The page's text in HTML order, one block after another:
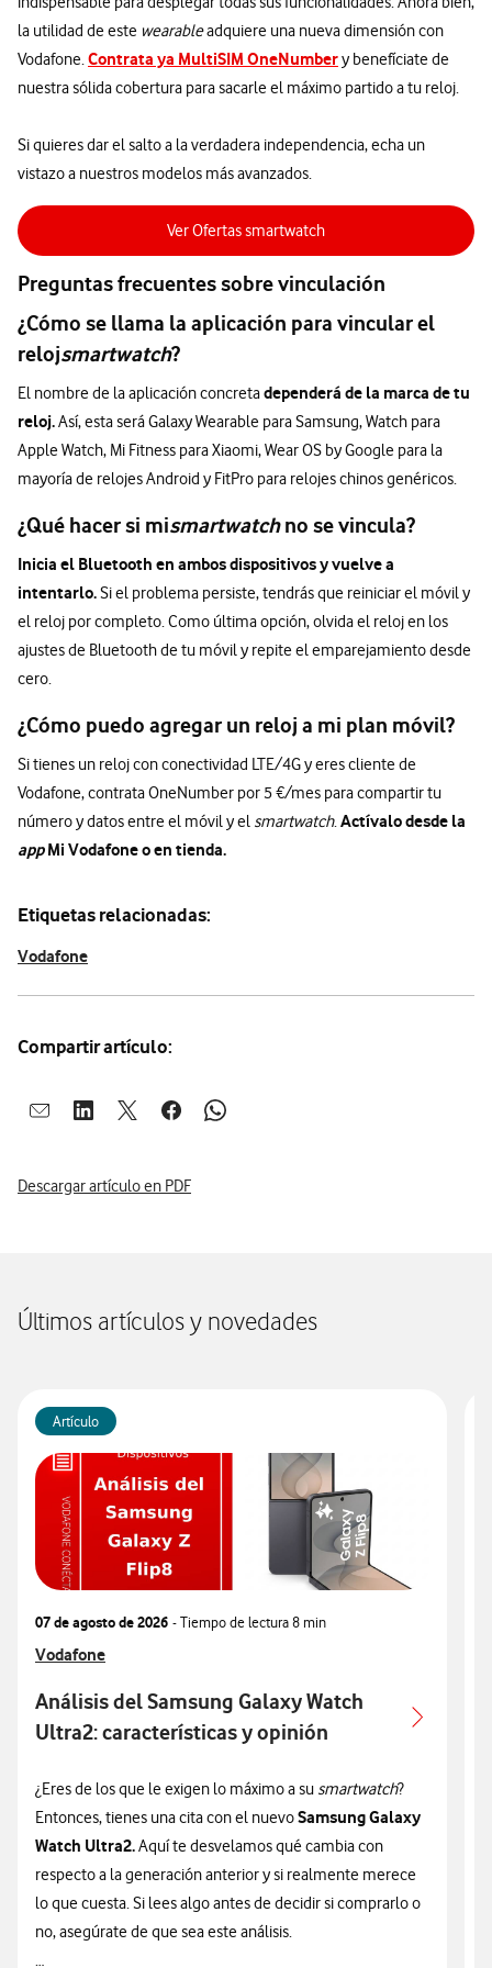
la utilidad de este wearableadquiere una nueva dimensión con
Vodafone.Contrata ya MultiSIM OneNumbery benefíciate de
nuestra sólida cobertura para sacarle el máximo partido a tu reloj.
Si quieres dar el salto a la verdadera independencia, echa un
vistazo a nuestros modelos más avanzados.
Ver Ofertas smartwatch
Preguntas frecuentes sobre vinculación
¿Cómo se llama la aplicación para vincular el
relojsmartwatch?
El nombre de la aplicación concretadependerá de la marca de tu
reloj.Así, esta será Galaxy Wearable para Samsung, Watch para
Apple Watch, Mi Fitness para Xiaomi, Wear OS by Google para la
mayoría de relojes Android y FitPro para relojes chinos genéricos.
¿Qué hacer si mismartwatch no se vincula?
Inicia el Bluetooth en ambos dispositivos y vuelve a
intentarlo.Si el problema persiste, tendrás que reiniciar el móvil y
el reloj por completo. Como última opción, olvida el reloj en los
ajustes de Bluetooth de tu móvil y repite el emparejamiento desde
cero.
¿Cómo puedo agregar un reloj a mi plan móvil?
Si tienes un reloj con conectividad LTE/4G y eres cliente de
Vodafone, contrata OneNumber por 5 €/mes para compartir tu
número y datos entre el móvil y el smartwatch.Actívalo desde la
appMi Vodafone o en tienda.
Etiquetas relacionadas:
Vodafone
Compartir artículo:
Abrir ventana para compartir en mail
Abrir ventana para compartir en linkedin
Abrir ventana para compartir en twitter
Abrir ventana para compartir en facebook
Abrir ventana para compartir en
Descargar artículo en PDF
Últimos artículos y novedades
Artículo
07 de agosto de 2026 - Tiempo de lectura8 min
Ver más articulos relacionados con
Vodafone
Análisis del Samsung Galaxy Watch
Ultra2: características y opinión
¿Eres de los que le exigen lo máximo a su smartwatch?
Entonces, tienes una cita con el nuevoSamsung Galaxy
Watch Ultra2.Aquí te desvelamos qué cambia con
respecto a la generación anterior y si realmente merece
lo que cuesta. Si lees algo antes de decidir si comprarlo o
no, asegúrate de que sea este análisis.